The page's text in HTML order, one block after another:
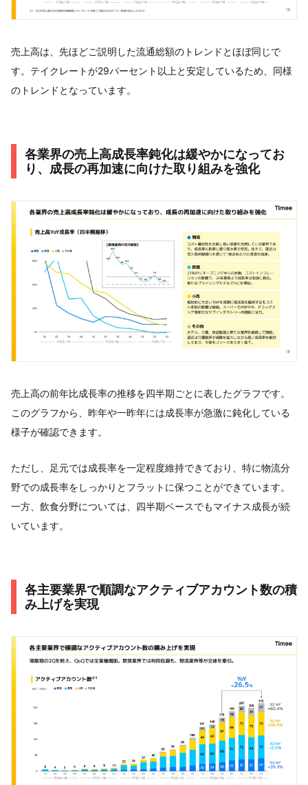
売上高は、先ほどご説明した流通総額のトレンドとほぼ同じで
す。テイクレートが29パーセント以上と安定しているため、同様
のトレンドとなっています。
各業界の売上高成長率鈍化は緩やかになってお
り、成長の再加速に向けた取り組みを強化
売上高の前年比成長率の推移を四半期ごとに表したグラフです。
このグラフから、昨年や一昨年には成長率が急激に鈍化している
様子が確認できます。
ただし、足元では成長率を一定程度維持できており、特に物流分
野での成長率をしっかりとフラットに保つことができています。
一方、飲食分野については、四半期ベースでもマイナス成長が続
いています。
各主要業界で順調なアクティブアカウント数の積
み上げを実現